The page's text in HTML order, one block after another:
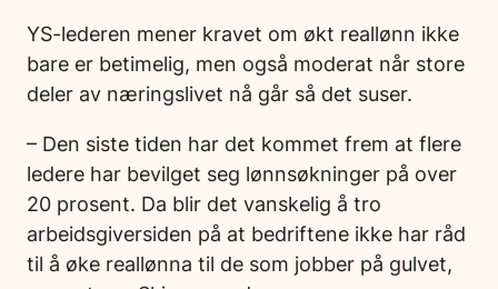
YS-lederen mener kravet om økt reallønn ikke
bare er betimelig, men også moderat når store
deler av næringslivet nå går så det suser.
– Den siste tiden har det kommet frem at flere
ledere har bevilget seg lønnsøkninger på over
20 prosent. Da blir det vanskelig å tro
arbeidsgiversiden på at bedriftene ikke har råd
til å øke reallønna til de som jobber på gulvet,